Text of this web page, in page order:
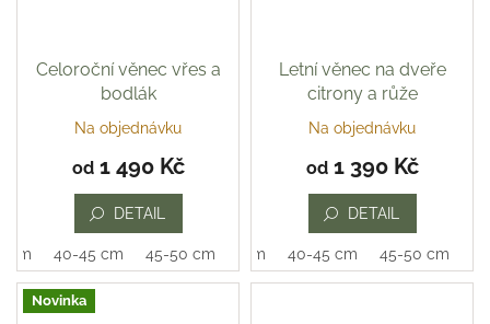
Celoroční věnec vřes a
bodlák
Na objednávku
od1 490 Kč
DETAIL
cm 40-45 cm 45-50 cm
Letní věnec na dveře
citrony a růže
Na objednávku
od1 390 Kč
DETAIL
35-40 cm 40-45 cm 45-50 cm
Novinka